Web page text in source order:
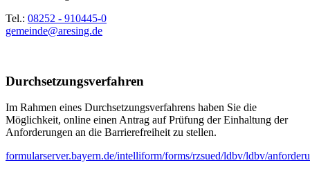
Tel.: 08252 - 910445-0
gemeinde@aresing.de
Durchsetzungsverfahren
Im Rahmen eines Durchsetzungsverfahrens haben Sie die
Möglichkeit, online einen Antrag auf Prüfung der Einhaltung der
Anforderungen an die Barrierefreiheit zu stellen.
formularserver.bayern.de/intelliform/forms/rzsued/ldbv/ldbv/